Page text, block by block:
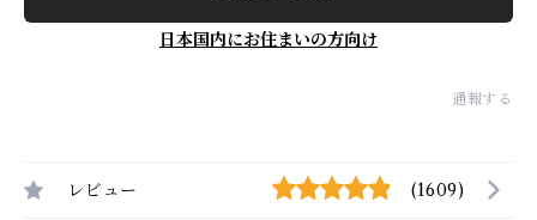
日本国内にお住まいの方向け
通報する
レビュー (1609)